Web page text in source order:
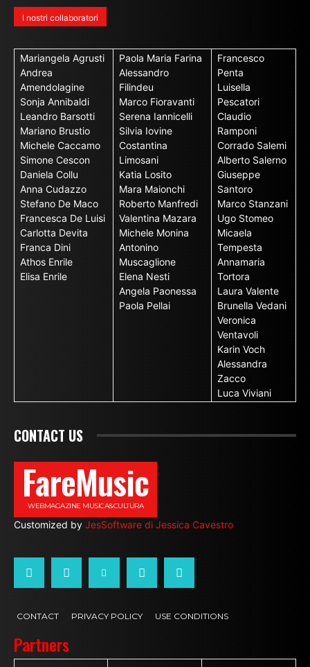
I nostri collaboratori
Mariangela Agrusti
Andrea
Amendolagine
Sonja Annibaldi
Leandro Barsotti
Mariano Brustio
Michele Caccamo
Simone Cescon
Daniela Collu
Anna Cudazzo
Stefano De Maco
Francesca De Luisi
Carlotta Devita
Franca Dini
Athos Enrile
Elisa Enrile
Paola Maria Farina
Alessandro
Filindeu
Marco Fioravanti
Serena Iannicelli
Silvia Iovine
Costantina
Limosani
Katia Losito
Mara Maionchi
Roberto Manfredi
Valentina Mazara
Michele Monina
Antonino
Muscaglione
Elena Nesti
Angela Paonessa
Paola Pellai
Francesco
Penta
Luisella
Pescatori
Claudio
Ramponi
Corrado Salemi
Alberto Salerno
Giuseppe
Santoro
Marco Stanzani
Ugo Stomeo
Micaela
Tempesta
Annamaria
Tortora
Laura Valente
Brunella Vedani
Veronica
Ventavoli
Karin Voch
Alessandra
Zacco
Luca Viviani
CONTACT US
FareMusic
WEBMAGAZINE MUSICA&CULTURA
Customized by JesSoftware di Jessica Cavestro
CONTACT PRIVACY POLICY USE CONDITIONS
Partners